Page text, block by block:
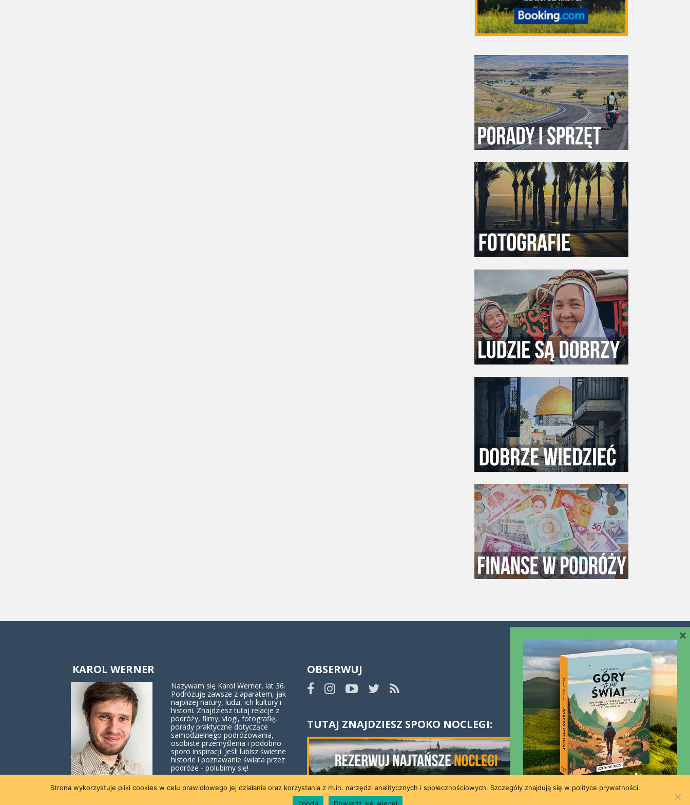
KAROL WERNER
Nazywam się Karol Werner, lat 36.
Podróżuję zawsze z aparatem, jak
najbliżej natury, ludzi, ich kultury i
historii. Znajdziesz tutaj relacje z
podróży, filmy, vlogi, fotografię,
porady praktyczne dotyczące
samodzielnego podróżowania,
osobiste przemyślenia i podobno
sporo inspiracji. Jeśli lubisz świetne
historie i poznawanie świata przez
podróże - polubimy się!
Więcej o mnie i blogu
OBSERWUJ
TUTAJ ZNAJDZIESZ SPOKO NOCLEGI:
Współpraca
Kontakt
Strona wykorzystuje pliki cookies w celu prawidłowego jej działania oraz korzystania z m.in. narzędzi analitycznych i społecznościowych. Szczegóły znajdują się w polityce prywatności.
Zgoda
Dowiedz się więcej
×